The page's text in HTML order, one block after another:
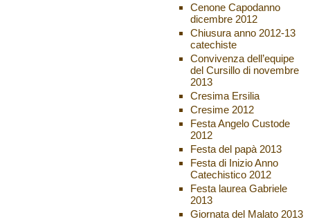
Cenone Capodanno
dicembre 2012
Chiusura anno 2012-13
catechiste
Convivenza dell’equipe
del Cursillo di novembre
2013
Cresima Ersilia
Cresime 2012
Festa Angelo Custode
2012
Festa del papà 2013
Festa di Inizio Anno
Catechistico 2012
Festa laurea Gabriele
2013
Giornata del Malato 2013